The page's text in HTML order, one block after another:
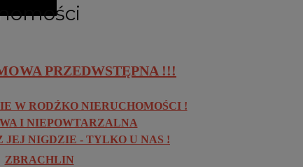
PRZEDWSTĘPNA !!!
W RODŹKO NIERUCHOMOŚCI !
I NIEPOWTARZALNA
JEJ NIGDZIE - TYLKO U NAS !
ZBRACHLIN